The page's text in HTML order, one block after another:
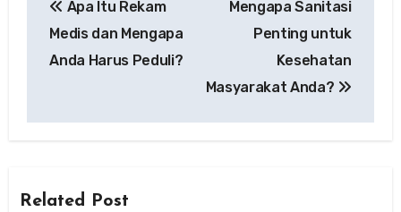
navigation
Apa Itu Rekam
Medis dan Mengapa
Anda Harus Peduli?
Mengapa Sanitasi
Penting untuk
Kesehatan
Masyarakat Anda?
Related Post